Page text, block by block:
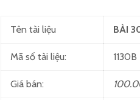
Tên tài liệu BÀI
Mã số tài liệu: 1130B
Giá bán: